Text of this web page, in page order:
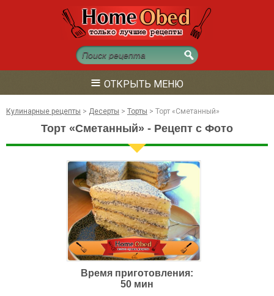
≡ ОТКРЫТЬ МЕНЮ
Кулинарные рецепты > Десерты > Торты > Торт «Сметанный»
Торт «Сметанный» - Рецепт с Фото
Время приготовления:
50 мин